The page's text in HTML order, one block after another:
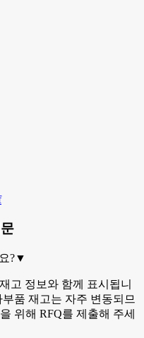
?▼
고 정보와 함께 표시됩니
품 재고는 자주 변동되므
위해 RFQ를 제출해 주세